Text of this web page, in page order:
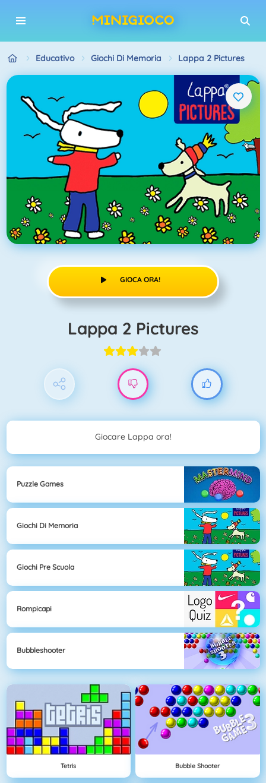
Educativo Giochi Di Memoria Lappa 2 Pictures
GIOCA ORA!
Lappa 2 Pictures
Giocare Lappa ora!
Puzzle Games
Giochi Di Memoria
Giochi Pre Scuola
Rompicapi
Bubbleshooter
Tetris Bubble Shooter